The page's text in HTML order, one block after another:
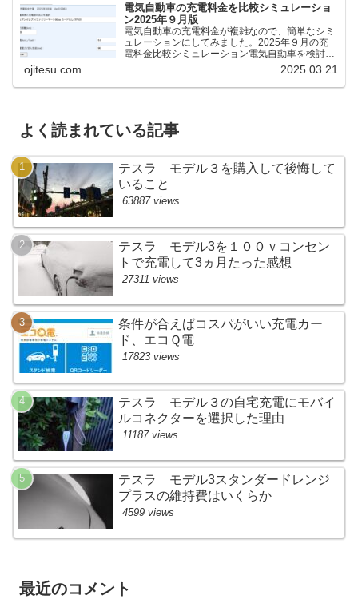
電気自動車の充電料金を比較シミュレーショ
ン2025年９月版
電気自動車の充電料金が複雑なので、簡単なシミ
ュレーションにしてみました。2025年９月の充
電料金比較シミュレーション電気自動車を検討し
ているけれど、どの充電器が料金が安いのか、時
間がどれくらいかかるのかを比較したいが、よく
わからないと思いま...
ojitesu.com 2025.03.21
よく読まれている記事
テスラ モデル３を購入して後悔して
いること
63887 views
テスラ モデル3を１００ｖコンセン
トで充電して3ヵ月たった感想
27311 views
条件が合えばコスパがいい充電カー
ド、エコＱ電
17823 views
テスラ モデル３の自宅充電にモバイ
ルコネクターを選択した理由
11187 views
テスラ モデル3スタンダードレンジ
プラスの維持費はいくらか
4599 views
最近のコメント